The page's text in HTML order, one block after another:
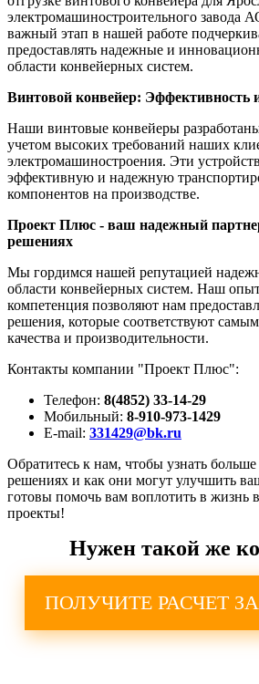
электромашиностроительного
важный этап в нашей работе
предоставлять надежные и
области конвейерных систем.
Винтовой конвейер: Эффективность
Наши винтовые конвейеры
учетом высоких требований наших
электромашиностроения. Эти
эффективную и надежную
компонентов на производстве.
Проект Плюс - ваш надежный
решениях
Мы гордимся нашей репутацией
области конвейерных систем. Наш
компетенция позволяют нам
решения, которые соответствуют
качества и производительности.
Контакты компании "Проект Плюс":
Телефон: 8(4852) 33-14-29
Мобильный: 8-910-973-1429
E-mail: 331429@bk.ru
Обратитесь к нам, чтобы узнать
решениях и как они могут улучшить
готовы помочь вам воплотить в жизнь
проекты!
Нужен такой же
ПОЛУЧИТЕ РАСЧЕТ